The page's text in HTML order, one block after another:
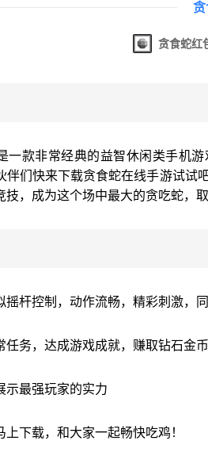
贪
贪食蛇红
一款非常经典的益智休闲类手机
伴们快来下载贪食蛇在线手游试试
技，成为这个场中最大的贪吃蛇，取
摇杆控制，动作流畅，精彩刺激，
任务，达成游戏成就，赚取钻石金币
示最强玩家的实力
上下载，和大家一起畅快吃鸡！